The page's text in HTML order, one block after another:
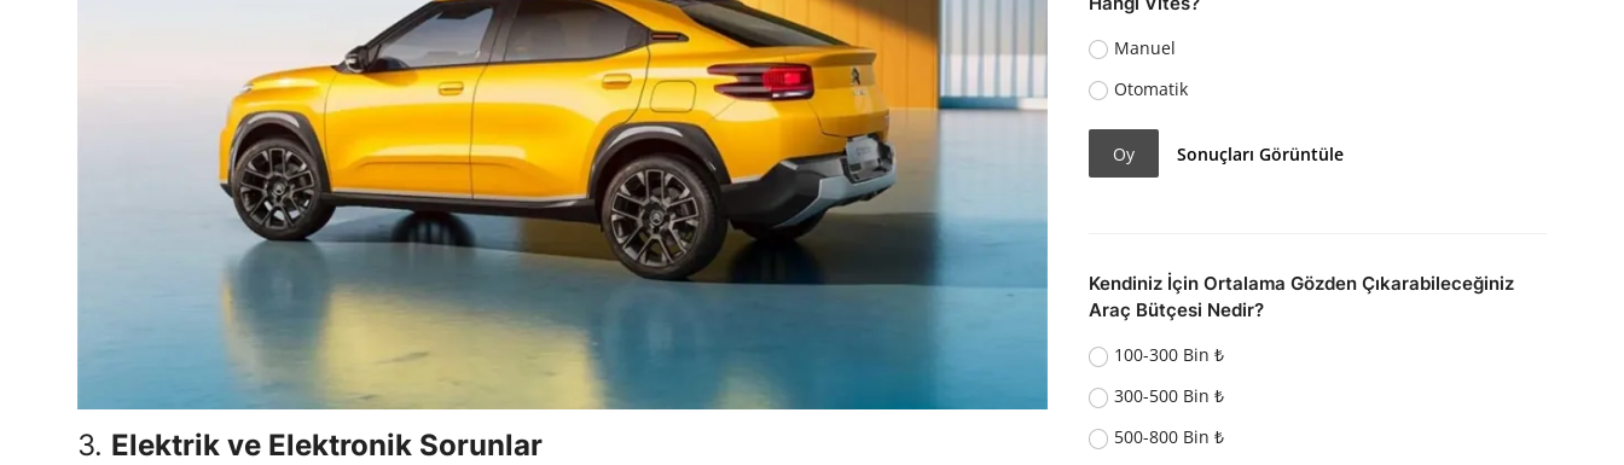
3. Elektrik ve Elektronik Sorunlar
Manuel
Otomatik
Oy Sonuçları Görüntüle
Kendiniz İçin Ortalama Gözden Çıkarabileceğiniz
Araç Bütçesi Nedir?
100-300 Bin ₺
300-500 Bin ₺
500-800 Bin ₺